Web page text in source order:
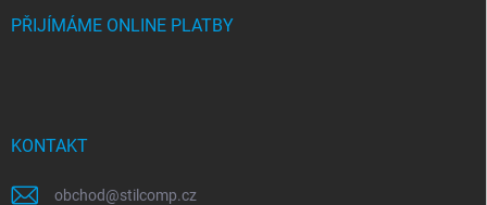
PŘIJÍMÁME ONLINE PLATBY
KONTAKT
obchod@stilcomp.cz